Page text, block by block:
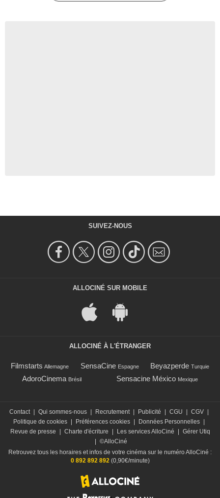
SUIVEZ-NOUS
ALLOCINÉ SUR MOBILE
ALLOCINÉ À L'ÉTRANGER
Filmstarts Allemagne SensaCine Espagne Beyazperde Turquie
AdoroCinema Brésil Sensacine México Mexique
Contact Qui sommes-nous Recrutement Publicité CGU CGV
Politique de cookies
Préférences cookies Données Personnelles
Revue de presse
Charte d'écriture Les services AlloCiné
Gérer Utiq
©AlloCiné
Retrouvez tous les horaires et infos de votre cinéma sur le numéro AlloCiné :
0 892 892 892(0,90€/minute)